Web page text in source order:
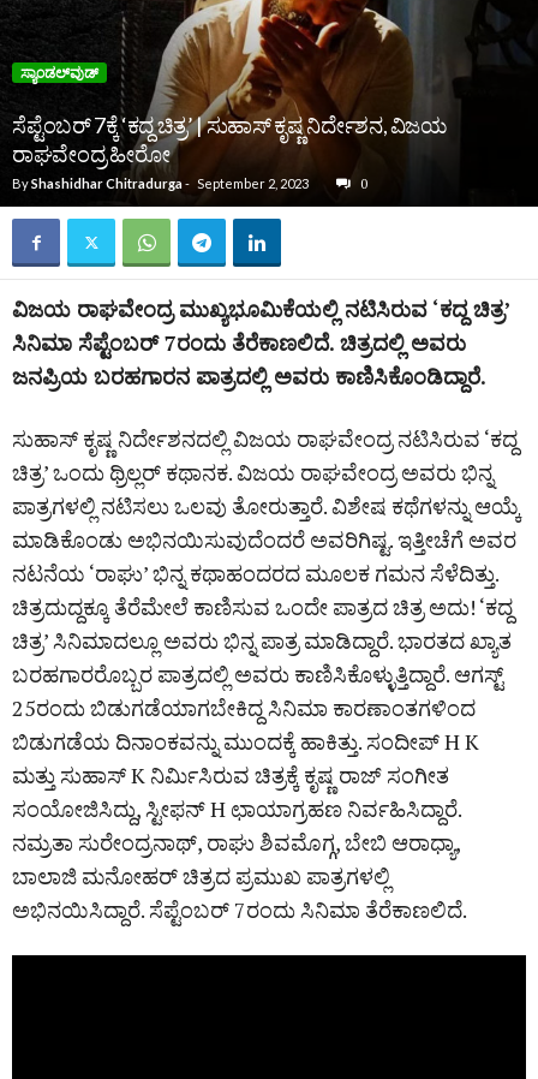
ಸ್ಯಾಂಡಲ್‌ವುಡ್‌
ಸೆಪ್ಟೆಂಬರ್‌ 7ಕ್ಕೆ ‘ಕದ್ದ ಚಿತ್ರ’ | ಸುಹಾಸ್‌ ಕೃಷ್ಣ ನಿರ್ದೇಶನ, ವಿಜಯ
ರಾಘವೇಂದ್ರ ಹೀರೋ
ByShashidhar Chitradurga- September 2, 2023 0
ವಿಜಯ ರಾಘವೇಂದ್ರ ಮುಖ್ಯಭೂಮಿಕೆಯಲ್ಲಿ ನಟಿಸಿರುವ ‘ಕದ್ದ ಚಿತ್ರ’
ಸಿನಿಮಾ ಸೆಪ್ಟೆಂಬರ್‌ 7ರಂದು ತೆರೆಕಾಣಲಿದೆ. ಚಿತ್ರದಲ್ಲಿ ಅವರು
ಜನಪ್ರಿಯ ಬರಹಗಾರನ ಪಾತ್ರದಲ್ಲಿ ಅವರು ಕಾಣಿಸಿಕೊಂಡಿದ್ದಾರೆ.
ಸುಹಾಸ್‌ ಕೃಷ್ಣ ನಿರ್ದೇಶನದಲ್ಲಿ ವಿಜಯ ರಾಘವೇಂದ್ರ ನಟಿಸಿರುವ ‘ಕದ್ದ
ಚಿತ್ರ’ ಒಂದು ಥ್ರಿಲ್ಲರ್‌ ಕಥಾನಕ. ವಿಜಯ ರಾಘವೇಂದ್ರ ಅವರು ಭಿನ್ನ
ಪಾತ್ರಗಳಲ್ಲಿ ನಟಿಸಲು ಒಲವು ತೋರುತ್ತಾರೆ. ವಿಶೇಷ ಕಥೆಗಳನ್ನು ಆಯ್ಕೆ
ಮಾಡಿಕೊಂಡು ಅಭಿನಯಿಸುವುದೆಂದರೆ ಅವರಿಗಿಷ್ಟ. ಇತ್ತೀಚೆಗೆ ಅವರ
ನಟನೆಯ ‘ರಾಘು’ ಭಿನ್ನ ಕಥಾಹಂದರದ ಮೂಲಕ ಗಮನ ಸೆಳೆದಿತ್ತು.
ಚಿತ್ರದುದ್ದಕ್ಕೂ ತೆರೆಮೇಲೆ ಕಾಣಿಸುವ ಒಂದೇ ಪಾತ್ರದ ಚಿತ್ರ ಅದು! ‘ಕದ್ದ
ಚಿತ್ರ’ ಸಿನಿಮಾದಲ್ಲೂ ಅವರು ಭಿನ್ನ ಪಾತ್ರ ಮಾಡಿದ್ದಾರೆ. ಭಾರತದ ಖ್ಯಾತ
ಬರಹಗಾರರೊಬ್ಬರ ಪಾತ್ರದಲ್ಲಿ ಅವರು ಕಾಣಿಸಿಕೊಳ್ಳುತ್ತಿದ್ದಾರೆ. ಆಗಸ್ಟ್
25ರಂದು ಬಿಡುಗಡೆಯಾಗಬೇಕಿದ್ದ ಸಿನಿಮಾ ಕಾರಣಾಂತಗಳಿಂದ
ಬಿಡುಗಡೆಯ ದಿನಾಂಕವನ್ನು ಮುಂದಕ್ಕೆ ಹಾಕಿತ್ತು. ಸಂದೀಪ್‌ H K
ಮತ್ತು ಸುಹಾಸ್‌ K ನಿರ್ಮಿಸಿರುವ ಚಿತ್ರಕ್ಕೆ ಕೃಷ್ಣ ರಾಜ್‌ ಸಂಗೀತ
ಸಂಯೋಜಿಸಿದ್ದು, ಸ್ಟೀಫನ್‌ H ಛಾಯಾಗ್ರಹಣ ನಿರ್ವಹಿಸಿದ್ದಾರೆ.
ನಮ್ರತಾ ಸುರೇಂದ್ರನಾಥ್, ರಾಘು ಶಿವಮೊಗ್ಗ, ಬೇಬಿ ಆರಾಧ್ಯಾ,
ಬಾಲಾಜಿ ಮನೋಹರ್ ಚಿತ್ರದ ಪ್ರಮುಖ ಪಾತ್ರಗಳಲ್ಲಿ
ಅಭಿನಯಿಸಿದ್ದಾರೆ. ಸೆಪ್ಟೆಂಬರ್‌ 7ರಂದು ಸಿನಿಮಾ ತೆರೆಕಾಣಲಿದೆ.